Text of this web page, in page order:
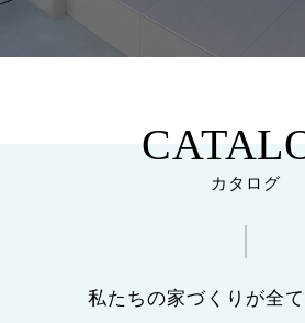
カタログ
私たちの家づくりが全